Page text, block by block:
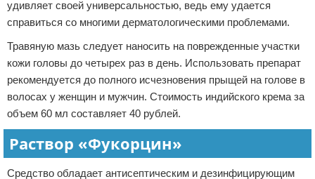
удивляет своей универсальностью, ведь ему удается
справиться со многими дерматологическими проблемами.
Травяную мазь следует наносить на поврежденные участки
кожи головы до четырех раз в день. Использовать препарат
рекомендуется до полного исчезновения прыщей на голове в
волосах у женщин и мужчин. Стоимость индийского крема за
объем 60 мл составляет 40 рублей.
Раствор «Фукорцин»
Средство обладает антисептическим и дезинфицирующим